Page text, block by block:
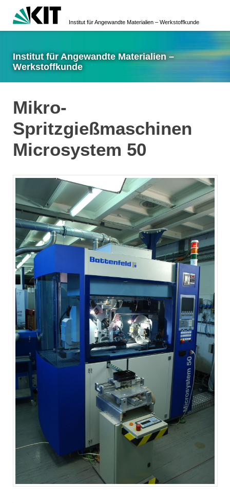
Institut für Angewandte Materialien – Werkstoffkunde
Institut für Angewandte Materialien –
Werkstoffkunde
Mikro-
Spritzgießmaschinen
Microsystem 50